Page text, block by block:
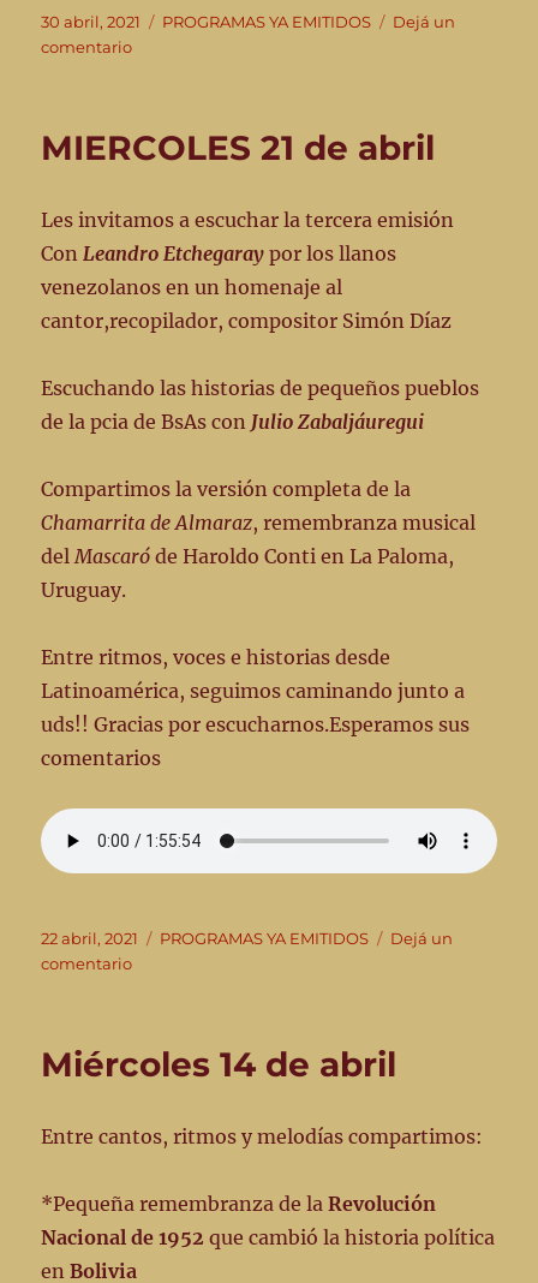
Publicado
el
30 abril, 2021 Categorías
PROGRAMAS YA EMITIDOS
Dejá un
comentarioen
abril
MIERCOLES 21 de abril
Les invitamos a escuchar la tercera emisión
Con Leandro Etchegaray por los llanos
venezolanos en un homenaje al
cantor,recopilador, compositor Simón Díaz
Escuchando las historias de pequeños pueblos
de la pcia de BsAs con Julio Zabaljáuregui
Compartimos la versión completa de la
Chamarrita de Almaraz, remembranza musical
del Mascaróde Haroldo Conti en La Paloma,
Uruguay.
Entre ritmos, voces e historias desde
Latinoamérica, seguimos caminando junto a
uds!! Gracias por escucharnos.Esperamos sus
comentarios
Publicado
el
22 abril, 2021 Categorías
PROGRAMAS YA EMITIDOS
Dejá un
comentarioen
abril
Miércoles 14 de abril
Entre cantos, ritmos y melodías compartimos:
*Pequeña remembranza de laRevolución
Nacional de 1952 que cambió la historia política
enBolivia